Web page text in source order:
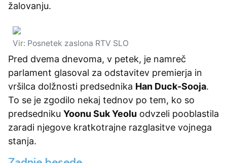
žalovanju.
Vir: Posnetek zaslona RTV SLO
Pred dvema dnevoma, v petek, je namreč
parlament glasoval za odstavitev premierja in
vršilca dolžnosti predsednika Han Duck-Sooja.
To se je zgodilo nekaj tednov po tem, ko so
predsedniku Yoonu Suk Yeolu odvzeli pooblastila
zaradi njegove kratkotrajne razglasitve vojnega
stanja.